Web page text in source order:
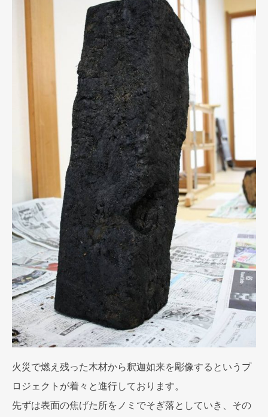
火災で燃え残った木材から釈迦如来を彫像するというプ
ロジェクトが着々と進行しております。
先ずは表面の焦げた所をノミでそぎ落としていき、その